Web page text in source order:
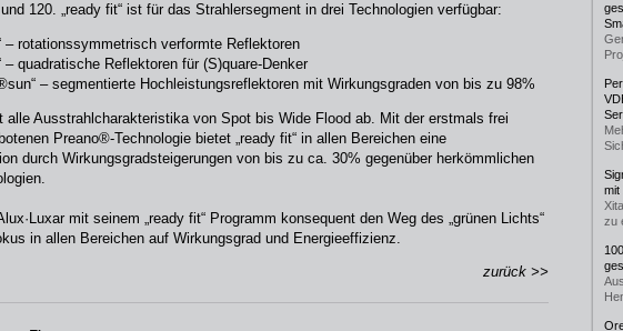
120. „ready fit“ ist für das Strahlersegment in drei Technologien verfügbar:
– rotationssymmetrisch verformte Reflektoren
– quadratische Reflektoren für (S)quare-Denker
– segmentierte Hochleistungsreflektoren mit Wirkungsgraden von bis zu 98%
alle Ausstrahlcharakteristika von Spot bis Wide Flood ab. Mit der erstmals frei
Preano®-Technologie bietet „ready fit“ in allen Bereichen eine
durch Wirkungsgradsteigerungen von bis zu ca. 30% gegenüber herkömmlichen
mit seinem „ready fit“ Programm konsequent den Weg des „grünen Lichts“
in allen Bereichen auf Wirkungsgrad und Energieeffizienz.
zurück >>
mit
zu